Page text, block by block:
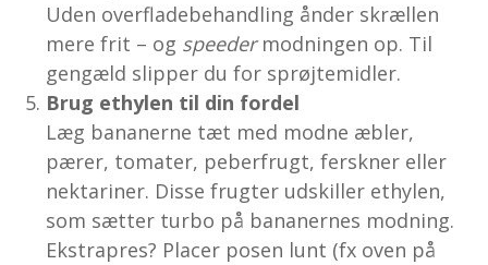
Uden overfladebehandling ånder skrællen
mere frit – og speedermodningen op. Til
gengæld slipper du for sprøjtemidler.
Brug ethylen til din fordel
Læg bananerne tæt med modne æbler,
pærer, tomater, peberfrugt, ferskner eller
nektariner. Disse frugter udskiller ethylen,
som sætter turbo på bananernes modning.
Ekstrapres? Placer posen lunt (fx oven på